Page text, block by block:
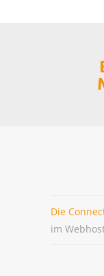
Die
im